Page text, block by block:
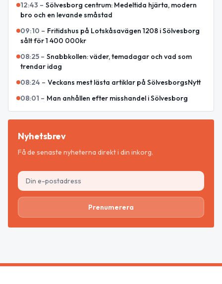
12:43 – Sölvesborg centrum: Medeltida hjärta, modern
bro och en levande småstad
09:10 – Fritidshus på Lotskåsavägen 1208 i Sölvesborg
sålt för 1 400 000kr
08:25 – Snabbkollen: väder, temadagar och vad som
trendar idag
08:24 – Veckans mest lästa artiklar på SölvesborgsNytt
08:01 – Man anhållen efter misshandel i Sölvesborg
Nyhetsbrev
Få de senaste nyheterna direkt i din inkorg.
Prenumerera